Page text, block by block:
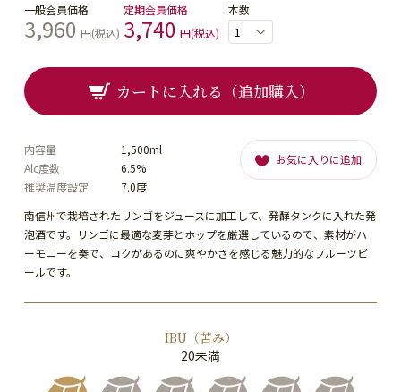
南信州で栽培されたリンゴをジュースに加工して、発酵タンクに入れた発
泡酒です。リンゴに最適な麦芽とホップを厳選しているので、素材がハ
ーモニーを奏で、コクがあるのに爽やかさを感じる魅力的なフルーツビ
ールです。
一般会員価格
3,960 円(税込)
定期会員価格
3,740 円(税込)
本数
内容量
1,500ml
Alc度数
6.5%
推奨温度設定
7.0度
お気に入りに追加
カートに入れる（追加購入）
IBU（苦み）
20未満